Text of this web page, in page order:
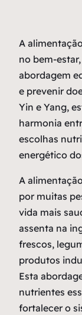
A
no bem-
abordagem
e prevenir
Yin e Yang,
harmonia
escolhas
energético
A
por muitas
vida mais
assenta na
frescos,
produtos
Esta
nutrientes
fortalecer o